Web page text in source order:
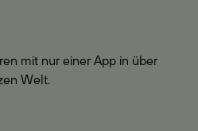
mit nur einer App in über
Welt.